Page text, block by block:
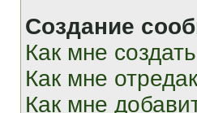
Создание
Как мне
Как мне
Как мне